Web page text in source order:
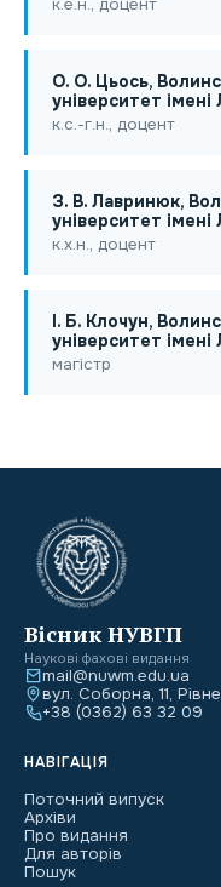
к.е.н., доцент
О. О. Цьось,
університет імені
к.с.-г.н., доцент
З. В. Лавринюк,
університет імені
к.х.н., доцент
І. Б. Клочун,
університет імені
магістр
Вісник НУВГП
Наукові фахові видання
mail@nuwm.edu.ua
вул. Соборна, 11,
+38 (0362) 63 32 09
НАВІГАЦІЯ
Поточний випуск
Архіви
Про видання
Для авторів
Пошук